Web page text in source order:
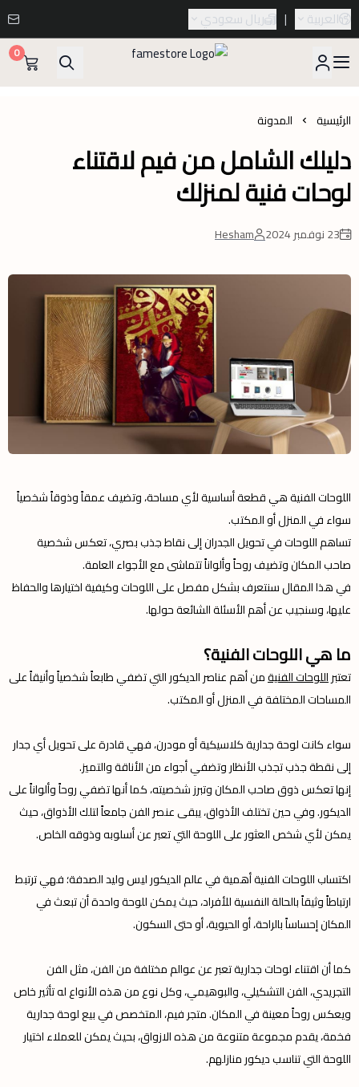
العربية | ريال سعودي
0
الرئيسية المدونة
دليلك الشامل من فيم لاقتناء
لوحات فنية لمنزلك
23 نوفمبر 2024 Hesham
اللوحات الفنية هي قطعة أساسية لأي مساحة، وتضيف عمقاً وذوقاً شخصياً
سواء في المنزل أو المكتب.
تساهم اللوحات في تحويل الجدران إلى نقاط جذب بصري، تعكس شخصية
صاحب المكان وتضيف روحاً وألواناً تتماشى مع الأجواء العامة.
في هذا المقال سنتعرف بشكل مفصل على اللوحات وكيفية اختيارها والحفاظ
عليها، وسنجيب عن أهم الأسئلة الشائعة حولها.
ما هي اللوحات الفنية؟
تعتبراللوحات الفنيةمن أهم عناصر الديكور التي تضفي طابعاً شخصياً وأنيقاً على
المساحات المختلفة في المنزل أو المكتب.
سواء كانت لوحة جدارية كلاسيكية أو مودرن، فهي قادرة على تحويل أي جدار
إلى نقطة جذب تجذب الأنظار وتضفي أجواء من الأناقة والتميز.
إنها تعكس ذوق صاحب المكان وتبرز شخصيته، كما أنها تضفي روحاً وألواناً على
الديكور. وفي حين تختلف الأذواق، يبقى عنصر الفن جامعاً لتلك الأذواق، حيث
يمكن لأي شخص العثور على اللوحة التي تعبر عن أسلوبه وذوقه الخاص.
اكتساب اللوحات الفنية أهمية في عالم الديكور ليس وليد الصدفة؛ فهي ترتبط
ارتباطاً وثيقاً بالحالة النفسية للأفراد، حيث يمكن للوحة واحدة أن تبعث في
المكان إحساساً بالراحة، أو الحيوية، أو حتى السكون.
كما أن اقتناء لوحات جدارية تعبر عن عوالم مختلفة من الفن، مثل الفن
التجريدي، الفن التشكيلي، والبوهيمي، وكل نوع من هذه الأنواع له تأثير خاص
ويعكس روحاً معينة في المكان. متجر فيم، المتخصص في بيع لوحة جدارية
فخمة، يقدم مجموعة متنوعة من هذه الازواق، بحيث يمكن للعملاء اختيار
اللوحة التي تناسب ديكور منازلهم.